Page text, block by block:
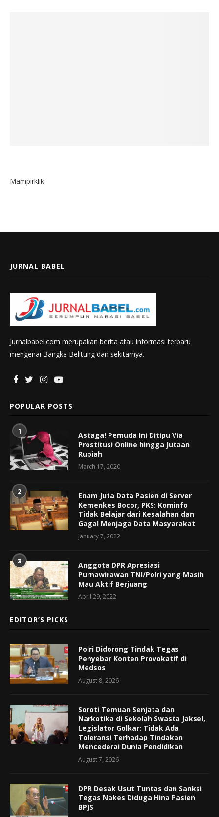
Mampirklik
JURNAL BABEL
Jurnalbabel.com merupakan berita atau informasi terbaru
mengenai Bangka Belitung dan sekitarnya.
POPULAR POSTS
1
Astaga! Pemuda Ini Ditipu Via
Prostitusi Online hingga Jutaan
Rupiah
March 17, 2020
2
Enam Juta Data Pasien di Server
Kemenkes Bocor, PKS: Kominfo
Tidak Belajar dari Kesalahan dan
Gagal Menjaga Data Masyarakat
January 7, 2022
3
Anggota DPR Apresiasi
Purnawirawan TNI/Polri yang Masih
Mau Aktif Berjuang
April 29, 2022
EDITOR’S PICKS
Polri Didorong Tindak Tegas
Penyebar Konten Provokatif di
Medsos
August 8, 2026
Soroti Temuan Senjata dan
Narkotika di Sekolah Swasta Jaksel,
Legislator Golkar: Tidak Ada
Toleransi Terhadap Tindakan
Mencederai Dunia Pendidikan
August 7, 2026
DPR Desak Usut Tuntas dan Sanksi
Tegas Nakes Diduga Hina Pasien
BPJS